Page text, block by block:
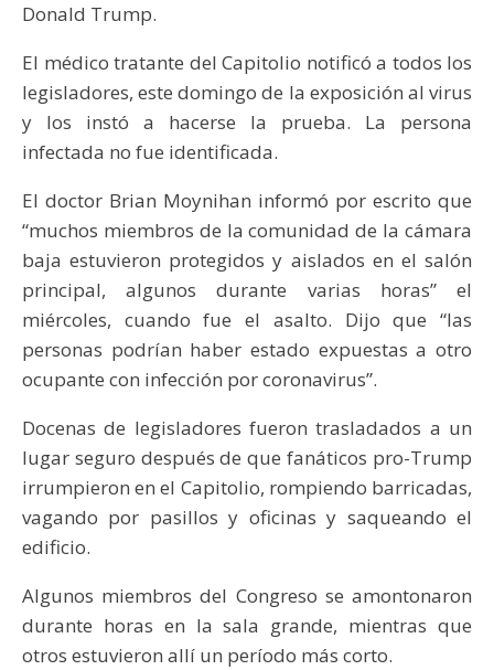
Donald Trump.
El médico tratante del Capitolio notificó a todos los
legisladores, este domingo de la exposición al virus
y los instó a hacerse la prueba. La persona
infectada no fue identificada.
El doctor Brian Moynihan informó por escrito que
“muchos miembros de la comunidad de la cámara
baja estuvieron protegidos y aislados en el salón
principal, algunos durante varias horas” el
miércoles, cuando fue el asalto. Dijo que “las
personas podrían haber estado expuestas a otro
ocupante con infección por coronavirus”.
Docenas de legisladores fueron trasladados a un
lugar seguro después de que fanáticos pro-Trump
irrumpieron en el Capitolio, rompiendo barricadas,
vagando por pasillos y oficinas y saqueando el
edificio.
Algunos miembros del Congreso se amontonaron
durante horas en la sala grande, mientras que
otros estuvieron allí un período más corto.